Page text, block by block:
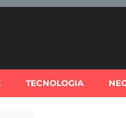
TECNOLOGIA